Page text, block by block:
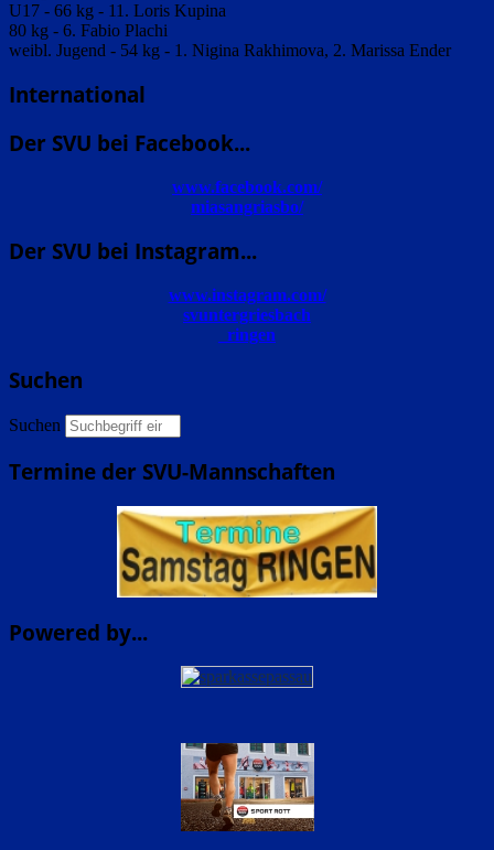
U17 - 66 kg - 11. Loris Kupina
80 kg - 6. Fabio Plachi
weibl. Jugend - 54 kg - 1. Nigina Rakhimova, 2. Marissa Ender
International
Der SVU bei Facebook...
www.facebook.com/
miasangriasbo/
Der SVU bei Instagram...
www.instagram.com/
svuntergriesbach
_ringen
Suchen
Suchen
Termine der SVU-Mannschaften
Powered by...